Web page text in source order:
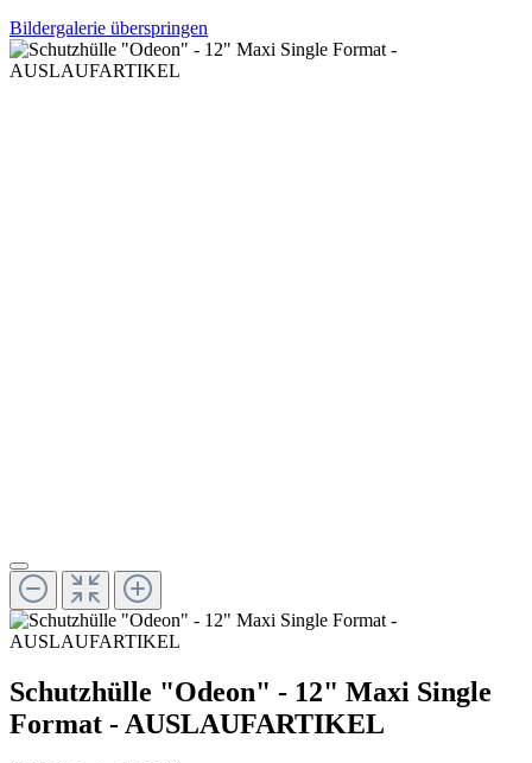
Bildergalerie überspringen
Schutzhülle "Odeon" - 12" Maxi Single
Format - AUSLAUFARTIKEL